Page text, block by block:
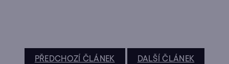
PŘEDCHOZÍ ČLÁNEK DALŠÍ ČLÁNEK